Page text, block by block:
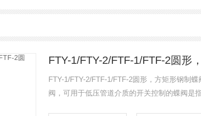
FTY-1/FTY-2/FTF-1/FTF-2圆形
FTY-1/FTY-2/FTF-1/FTF-2圆形，方矩形钢制
阀，可用于低压管道介质的开关控制的蝶阀是